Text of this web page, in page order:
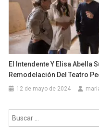
El Intendente Y Elisa Abella
Remodelación Del Teatro
12 de mayo de 2024